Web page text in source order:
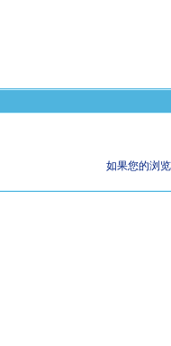
如果您的浏